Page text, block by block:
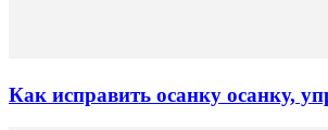
Как исправить осанку осанку,